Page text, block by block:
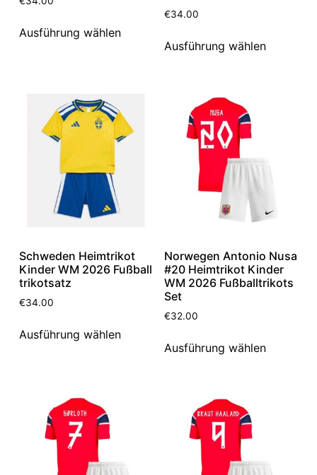
Ausführung wählen
€34.00
Ausführung wählen
Schweden Heimtrikot
Kinder WM 2026 Fußball
trikotsatz
€34.00
Ausführung wählen
Norwegen Antonio Nusa
#20 Heimtrikot Kinder
WM 2026 Fußballtrikots
Set
€32.00
Ausführung wählen